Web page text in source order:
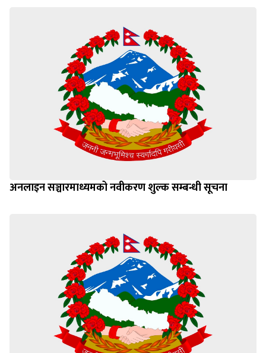
अनलाइन सञ्चारमाध्यमको नवीकरण शुल्क सम्बन्धी सूचना